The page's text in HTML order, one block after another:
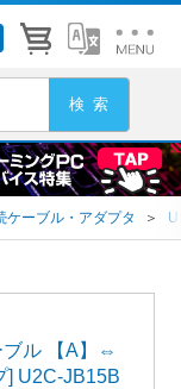
ケーブル・アダプタ ＞
ブル 【A】⇔
] U2C-JB15B